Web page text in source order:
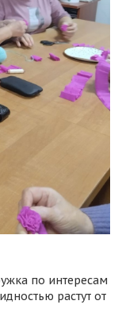
по интересам
растут от